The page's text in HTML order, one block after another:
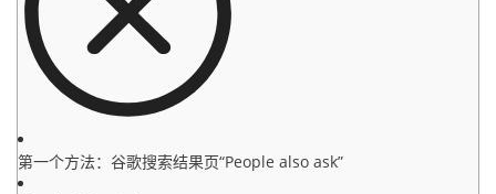
第一个方法：谷歌搜索结果页“People also ask”